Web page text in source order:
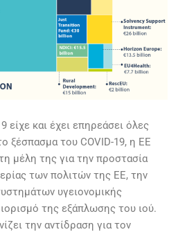
είχε και έχει επηρεάσει όλες
ξέσπασμα του COVID-19, η ΕΕ
μέλη της για την προστασία
των πολιτών της ΕΕ, την
υγειονομικής
της εξάπλωσης του ιού.
την αντίδραση για τον